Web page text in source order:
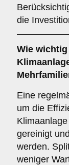
die
Wie
Eine
um die
gereinigt
werden.
weniger